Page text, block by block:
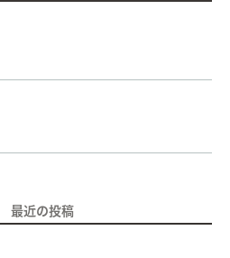
最近の投稿